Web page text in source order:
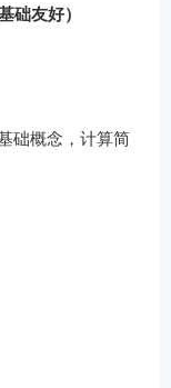
础友好）
础概念，计算简